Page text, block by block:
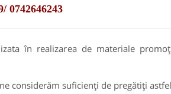
0742646243
în realizarea de materiale
considerăm suficienți de pregătiți